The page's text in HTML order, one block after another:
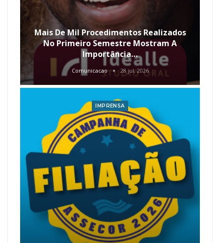
Mais De Mil Procedimentos Realizados
No Primeiro Semestre Mostram A
Importância…
Comunicacao 28 jul, 2026
IMPRENSA